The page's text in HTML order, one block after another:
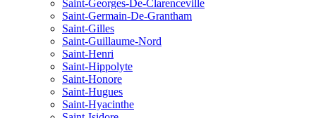
Saint-Georges-De-Clarenceville
Saint-Germain-De-Grantham
Saint-Gilles
Saint-Guillaume-Nord
Saint-Henri
Saint-Hippolyte
Saint-Honore
Saint-Hugues
Saint-Hyacinthe